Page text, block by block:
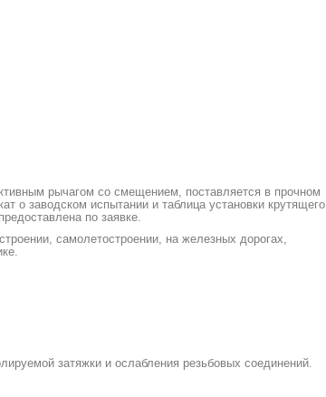
рычагом со смещением, поставляется в прочном
о заводском испытании и таблица установки крутящего
по заявке.
самолетостроении, на железных дорогах,
затяжки и ослабления резьбовых соединений.